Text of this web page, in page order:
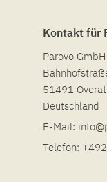
Kontakt für
Parovo GmbH
51491
Deutschland
E-Mail:
Telefon: